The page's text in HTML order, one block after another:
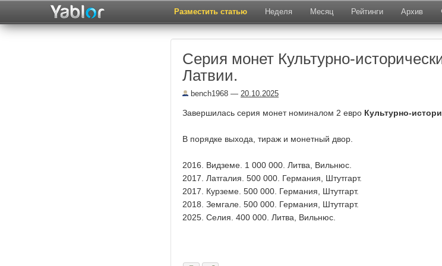
Разместить статью Неделя Месяц Рейтинги Архив
Серия монет Культурно-
Латвии.
bench1968 — 20.10.2025
Завершилась серия монет номиналом 2 евро Культурно-
В порядке выхода, тираж и монетный двор.
2016. Видземе. 1 000 000. Литва, Вильнюс.
2017. Латгалия. 500 000. Германия, Штутгарт.
2017. Курземе. 500 000. Германия, Штутгарт.
2018. Земгале. 500 000. Германия, Штутгарт.
2025. Селия. 400 000. Литва, Вильнюс.